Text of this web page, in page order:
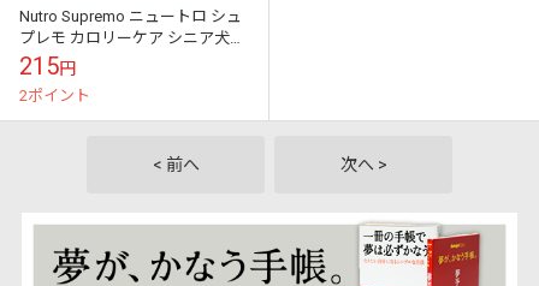
Nutro Supremo ニュートロ シュ
プレモ カロリーケア シニア犬用
全犬種用 100g
215円
2ポイント
< 前へ 次へ >